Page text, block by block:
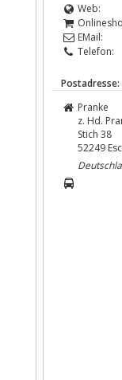
Web:
EMail:
Telefon:
Postadresse:
Pranke
z. Hd.
Stich 38
52249